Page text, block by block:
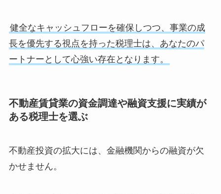
健全なキャッシュフローを確保しつつ、事業の成
長を優先する視点を持った税理士は、あなたのパ
ートナーとして心強い存在となります。
不動産賃貸業の資金調達や融資支援に実績が
ある税理士を選ぶ
不動産投資の拡大には、金融機関からの融資が欠
かせません。